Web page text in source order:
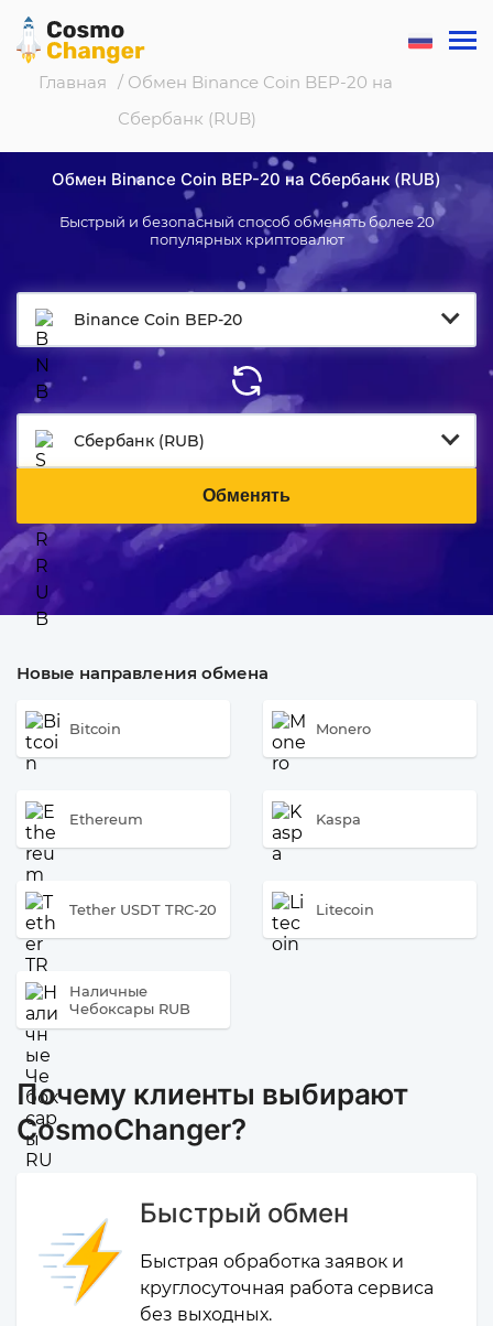
Главная / Обмен Binance Coin BEP-20 на
Сбербанк (RUB)
Обмен Binance Coin BEP-20 на Сбербанк (RUB)
Быстрый и безопасный способ обменять более 20
популярных криптовалют
Binance Coin BEP-20
Сбербанк (RUB)
Обменять
Новые направления обмена
Bitcoin Monero
Ethereum Kaspa
Tether USDT TRC-20 Litecoin
Наличные
Чебоксары RUB
Почему клиенты выбирают
CosmoChanger?
Быстрый обмен
Быстрая обработка заявок и
круглосуточная работа сервиса
без выходных.